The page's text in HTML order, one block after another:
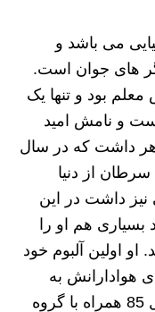
می باشد و
های جوان است.
بود و تنها یک
و نامش امید
داشت که در سال
سرطان از دنیا
نیز داشت در این
بسیاری هم او را
او اولین آلبوم خود
برای هوادارانش به
اشتراک گذاشت و بعد از آن در سال 85 همراه با گروه